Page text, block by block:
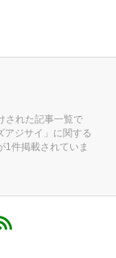
された記事一覧で
アジサイ」に関する
1件掲載されていま